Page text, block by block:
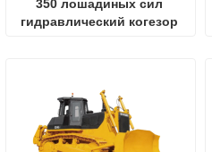
350 лошадиных сил
гидравлический когезор